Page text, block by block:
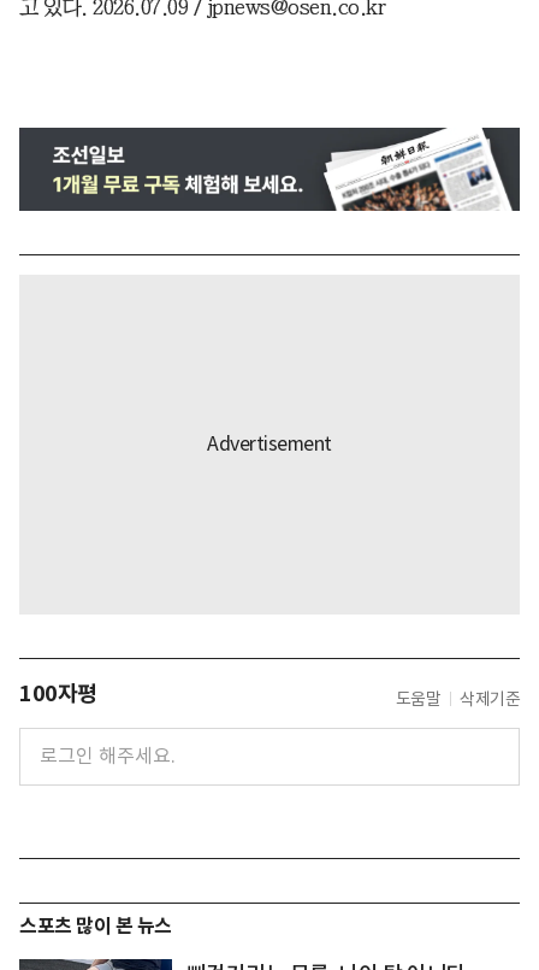
고 있다. 2026.07.09 / jpnews@osen.co.kr
100자평 도움말 삭제기준
스포츠 많이 본 뉴스